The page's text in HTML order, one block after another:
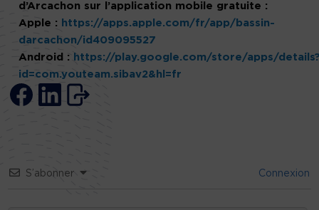
d’Arcachon sur l’application mobile gratuite :
Apple : https://apps.apple.com/fr/app/bassin-
darcachon/id409095527
Android : https://play.google.com/store/apps/
id=com.youteam.sibav2&hl=fr
S’abonner Connexion